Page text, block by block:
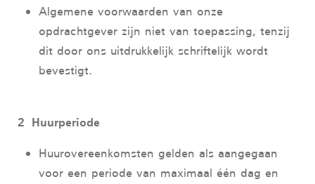
Algemene voorwaarden van onze
opdrachtgever zijn niet van toepassing, tenzij
dit door ons uitdrukkelijk schriftelijk wordt
bevestigt.
2 Huurperiode
Huurovereenkomsten gelden als aangegaan
voor een periode van maximaal één dag en